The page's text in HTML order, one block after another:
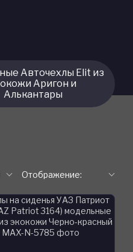
Авточехлы Elit из
Аригон и
Алькантары
Отображение: